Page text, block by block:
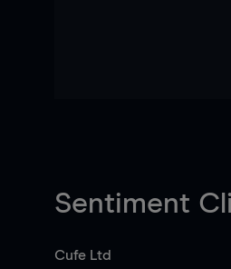
Sentiment
Cufe Ltd